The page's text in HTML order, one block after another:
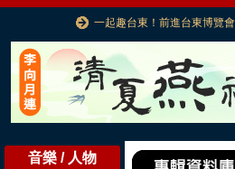
一起趣台東！前進台東博覽會
音樂 / 人物